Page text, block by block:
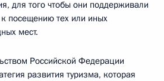
для того чтобы они поддерживали
к посещению тех или иных
мест.
Российской Федерации
развития туризма, которая